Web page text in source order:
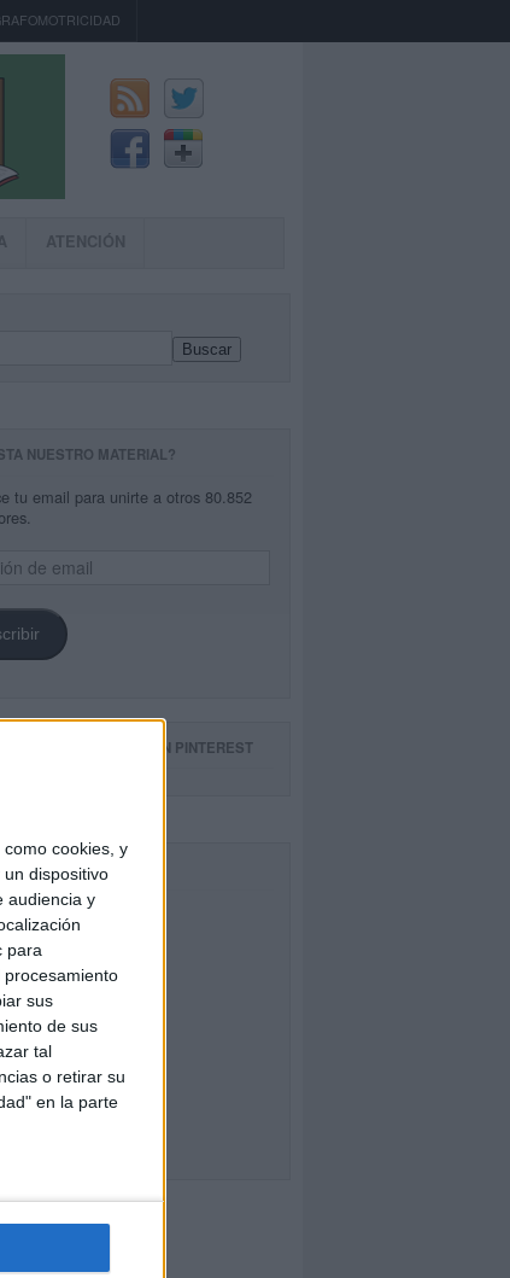
cookies, y
dispositivo
audiencia y
para
sus
de sus
tal
o retirar su
en la parte
ATENCIÓN
Buscar
NUESTRO MATERIAL?
tu email para unirte a otros 80.852
TABLEROS EN PINTEREST